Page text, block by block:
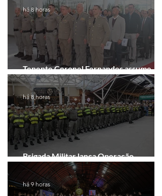
Tenente Coronel Fernandes assume
comando do 41º BPM em Gramado
há 8 horas
Brigada Militar lança Operação
Convergência na Região das Hortênsias
há 8 horas
há 9 horas